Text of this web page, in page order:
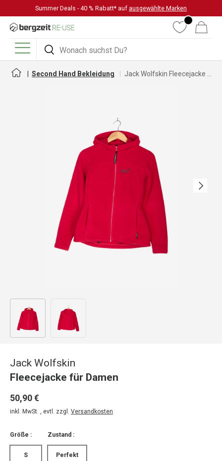
DIREKT ZUM INHALT
Summer Deals - 40 % Rabatt* auf ausgewählte Marken
Suchen
Suchen
WunschlisteWarenkorb
Menü
Second Hand Bekleidung
Nächste
Bild 1 in Galerieansicht laden
Jack Wolfskin
Fleecejacke für Damen
50,90 €
inkl. MwSt. , evtl. zzgl. Versandkosten
Größe :
S
Zustand :
Perfekt